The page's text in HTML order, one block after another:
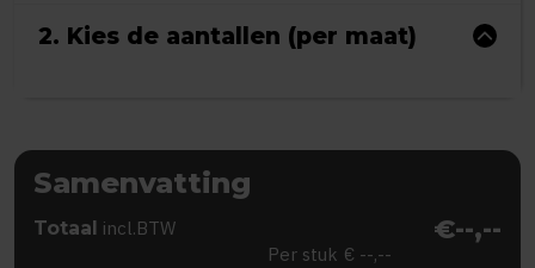
2. Kies de aantallen (per maat)
Samenvatting
Totaal incl.BTW €--,--
Per stuk € --,--